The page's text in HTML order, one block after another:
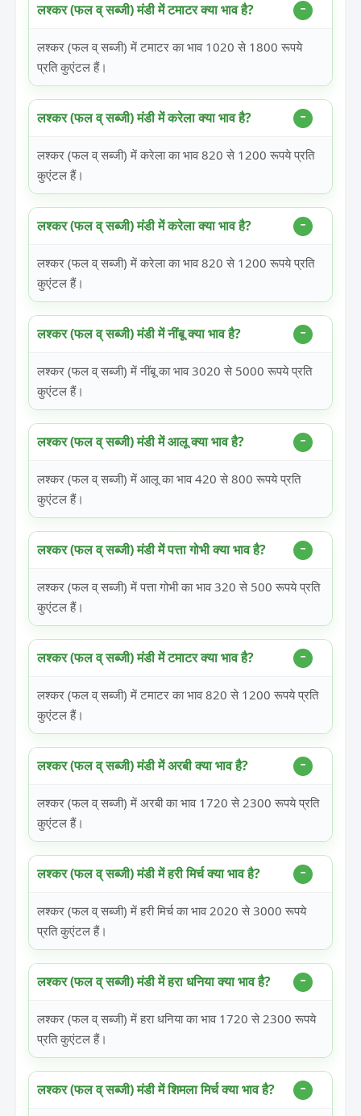
लश्कर (फल व् सब्जी) मंडी में टमाटर क्या भाव है?
लश्कर (फल व् सब्जी) में टमाटर का भाव 1020 से 1800 रूपये
प्रति कुएंटल हैं।
लश्कर (फल व् सब्जी) मंडी में करेला क्या भाव है?
लश्कर (फल व् सब्जी) में करेला का भाव 820 से 1200 रूपये प्रति
कुएंटल हैं।
लश्कर (फल व् सब्जी) मंडी में करेला क्या भाव है?
लश्कर (फल व् सब्जी) में करेला का भाव 820 से 1200 रूपये प्रति
कुएंटल हैं।
लश्कर (फल व् सब्जी) मंडी में नींबू क्या भाव है?
लश्कर (फल व् सब्जी) में नींबू का भाव 3020 से 5000 रूपये प्रति
कुएंटल हैं।
लश्कर (फल व् सब्जी) मंडी में आलू क्या भाव है?
लश्कर (फल व् सब्जी) में आलू का भाव 420 से 800 रूपये प्रति
कुएंटल हैं।
लश्कर (फल व् सब्जी) मंडी में पत्ता गोभी क्या भाव है?
लश्कर (फल व् सब्जी) में पत्ता गोभी का भाव 320 से 500 रूपये प्रति
कुएंटल हैं।
लश्कर (फल व् सब्जी) मंडी में टमाटर क्या भाव है?
लश्कर (फल व् सब्जी) में टमाटर का भाव 820 से 1200 रूपये प्रति
कुएंटल हैं।
लश्कर (फल व् सब्जी) मंडी में अरबी क्या भाव है?
लश्कर (फल व् सब्जी) में अरबी का भाव 1720 से 2300 रूपये प्रति
कुएंटल हैं।
लश्कर (फल व् सब्जी) मंडी में हरी मिर्च क्या भाव है?
लश्कर (फल व् सब्जी) में हरी मिर्च का भाव 2020 से 3000 रूपये
प्रति कुएंटल हैं।
लश्कर (फल व् सब्जी) मंडी में हरा धनिया क्या भाव है?
लश्कर (फल व् सब्जी) में हरा धनिया का भाव 1720 से 2300 रूपये
प्रति कुएंटल हैं।
लश्कर (फल व् सब्जी) मंडी में शिमला मिर्च क्या भाव है?